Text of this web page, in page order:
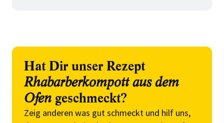
Hat Dir unser Rezept
Rhabarberkompott aus dem
Ofen geschmeckt?
Zeig anderen was gut schmeckt und hilf uns,